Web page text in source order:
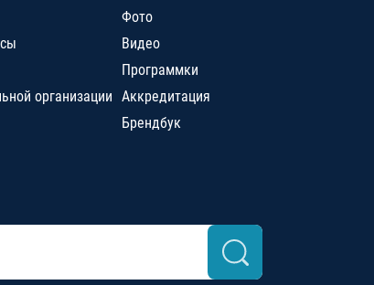
организации
Фото
Видео
Программки
Аккредитация
Брендбук